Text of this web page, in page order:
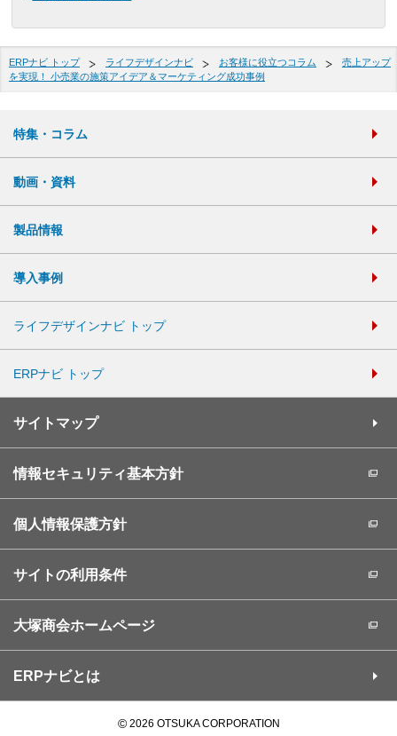
ERPナビ トップ ライフデザインナビ お客様に役立つコラム
売上アップ
を実現！ 小売業の施策アイデア＆マーケティング成功事例
特集・コラム
動画・資料
製品情報
導入事例
ライフデザインナビ トップ
ERPナビ トップ
サイトマップ
情報セキュリティ基本方針
個人情報保護方針
サイトの利用条件
大塚商会ホームページ
ERPナビとは
©2026 OTSUKA CORPORATION